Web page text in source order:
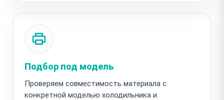
Подбор под модель
Проверяем совместимость материала с
конкретной моделью холодильника и